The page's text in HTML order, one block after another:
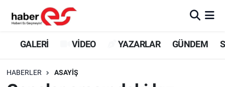
GALERİ VİDEO YAZARLAR GÜNDEM
HABERLER ASAYİŞ
GALERİ
Eskişehir Nöbetçi Eczaneler